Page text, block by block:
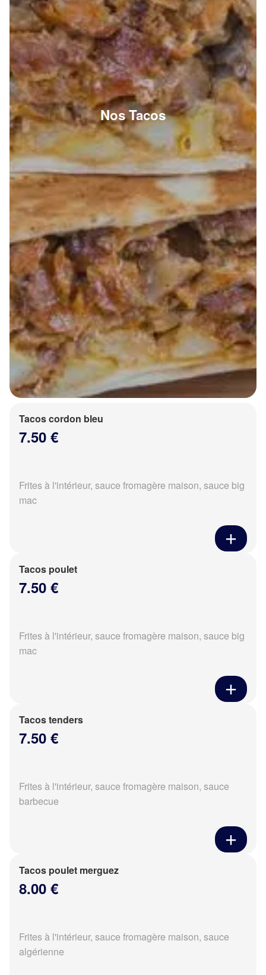
Nos Tacos
Tacos cordon bleu
7.50 €
Frites à l'intérieur, sauce fromagère maison, sauce big
mac
Tacos poulet
7.50 €
Frites à l'intérieur, sauce fromagère maison, sauce big
mac
Tacos tenders
7.50 €
Frites à l'intérieur, sauce fromagère maison, sauce
barbecue
Tacos poulet merguez
8.00 €
Frites à l'intérieur, sauce fromagère maison, sauce
algérienne